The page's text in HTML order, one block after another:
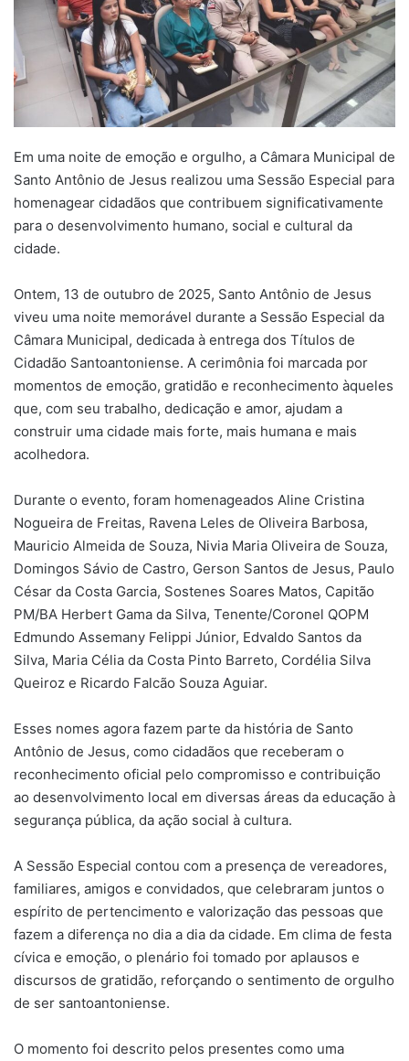
Em uma noite de emoção e orgulho, a Câmara Municipal de
Santo Antônio de Jesus realizou uma Sessão Especial para
homenagear cidadãos que contribuem significativamente
para o desenvolvimento humano, social e cultural da
cidade.
Ontem, 13 de outubro de 2025, Santo Antônio de Jesus
viveu uma noite memorável durante a Sessão Especial da
Câmara Municipal, dedicada à entrega dos Títulos de
Cidadão Santoantoniense. A cerimônia foi marcada por
momentos de emoção, gratidão e reconhecimento àqueles
que, com seu trabalho, dedicação e amor, ajudam a
construir uma cidade mais forte, mais humana e mais
acolhedora.
Durante o evento, foram homenageados Aline Cristina
Nogueira de Freitas, Ravena Leles de Oliveira Barbosa,
Mauricio Almeida de Souza, Nivia Maria Oliveira de Souza,
Domingos Sávio de Castro, Gerson Santos de Jesus, Paulo
César da Costa Garcia, Sostenes Soares Matos, Capitão
PM/BA Herbert Gama da Silva, Tenente/Coronel QOPM
Edmundo Assemany Felippi Júnior, Edvaldo Santos da
Silva, Maria Célia da Costa Pinto Barreto, Cordélia Silva
Queiroz e Ricardo Falcão Souza Aguiar.
Esses nomes agora fazem parte da história de Santo
Antônio de Jesus, como cidadãos que receberam o
reconhecimento oficial pelo compromisso e contribuição
ao desenvolvimento local em diversas áreas da educação à
segurança pública, da ação social à cultura.
A Sessão Especial contou com a presença de vereadores,
familiares, amigos e convidados, que celebraram juntos o
espírito de pertencimento e valorização das pessoas que
fazem a diferença no dia a dia da cidade. Em clima de festa
cívica e emoção, o plenário foi tomado por aplausos e
discursos de gratidão, reforçando o sentimento de orgulho
de ser santoantoniense.
O momento foi descrito pelos presentes como uma